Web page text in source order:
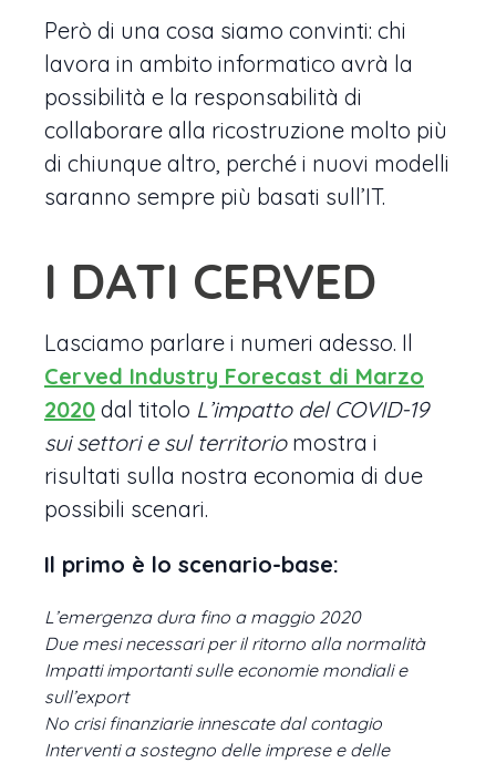
Però di una cosa siamo convinti: chi
lavora in ambito informatico avrà la
possibilità e la responsabilità di
collaborare alla ricostruzione molto più
di chiunque altro, perché i nuovi modelli
saranno sempre più basati sull’IT.
I DATI CERVED
Lasciamo parlare i numeri adesso. Il
Cerved Industry Forecast di Marzo
2020 dal titolo L’impatto del COVID-19
sui settori e sul territoriomostra i
risultati sulla nostra economia di due
possibili scenari.
Il primo è lo scenario-base:
L’emergenza dura fino a maggio 2020
Due mesi necessari per il ritorno alla normalità
Impatti importanti sulle economie mondiali e
sull’export
No crisi finanziarie innescate dal contagio
Interventi a sostegno delle imprese e delle